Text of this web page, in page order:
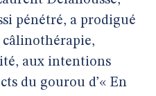
pénétré, a prodigué
câlinothérapie,
aux intentions
du gourou d’« En